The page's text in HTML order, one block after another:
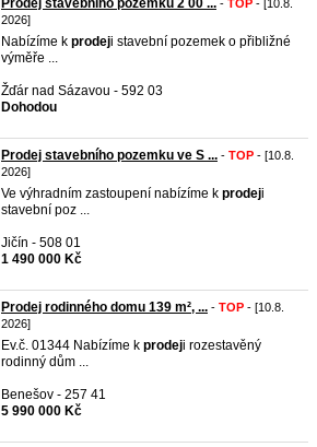
Prodej stavebního pozemku 2 00 ... - TOP - [10.8.
2026]
Nabízíme k prodeji stavební pozemek o přibližné
výměře ...
Žďár nad Sázavou - 592 03
Dohodou
Prodej stavebního pozemku ve S ... - TOP - [10.8.
2026]
Ve výhradním zastoupení nabízíme k prodeji
stavební poz ...
Jičín - 508 01
1 490 000 Kč
Prodej rodinného domu 139 m², ... - TOP - [10.8.
2026]
Ev.č. 01344 Nabízíme k prodeji rozestavěný
rodinný dům ...
Benešov - 257 41
5 990 000 Kč